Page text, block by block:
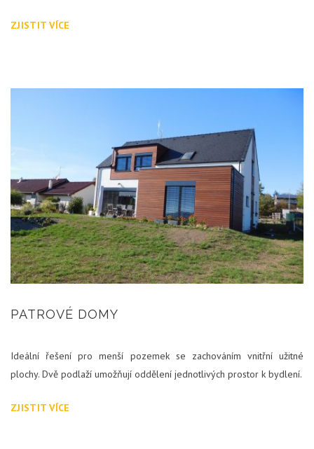
ZJISTIT VÍCE
PATROVÉ DOMY
Ideální řešení pro menší pozemek se zachováním vnitřní užitné
plochy. Dvě podlaží umožňují oddělení jednotlivých prostor k bydlení.
ZJISTIT VÍCE